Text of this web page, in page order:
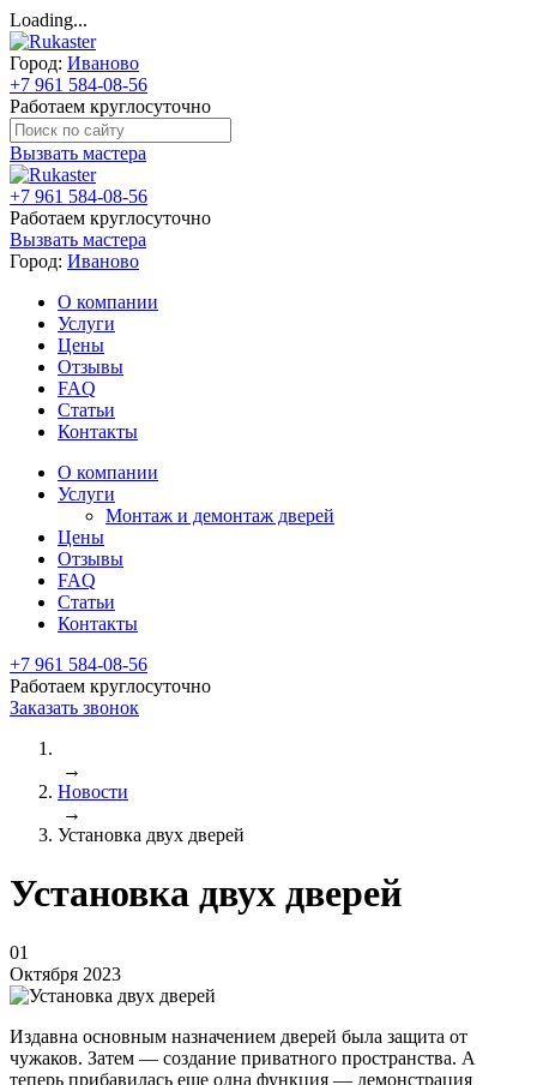
Loading...
Город: Иваново
+7 961 584-08-56
Работаем круглосуточно
Вызвать мастера
+7 961 584-08-56
Работаем круглосуточно
Вызвать мастера
Город: Иваново
О компании
Услуги
Цены
Отзывы
FAQ
Статьи
Контакты
О компании
Услуги
Монтаж и демонтаж дверей
Цены
Отзывы
FAQ
Статьи
Контакты
+7 961 584-08-56
Работаем круглосуточно
Заказать звонок
→
Новости
→
Установка двух дверей
Установка двух дверей
01
Октября 2023
Издавна основным назначением дверей была защита от
чужаков. Затем — создание приватного пространства. А
теперь прибавилась еще одна функция — демонстрация